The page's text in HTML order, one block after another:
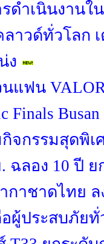
ดำเนินงานใ
าวด์ทั่วโลก
ง
นแฟน
Finals
จกรรมสุดพิเ
ฉลอง 10 ปี ย
กาชาดไทย
ผู้ประสบภัยทั่